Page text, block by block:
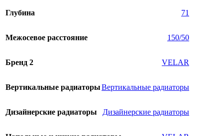
Глубина 71
Межосевое расстояние 150/50
Бренд 2 VELAR
Вертикальные радиаторыВертикальные радиаторы
Дизайнерские радиаторы Дизайнерские радиаторы